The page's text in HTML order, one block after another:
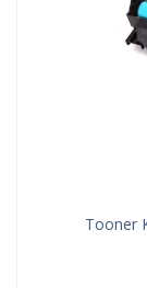
Tooner